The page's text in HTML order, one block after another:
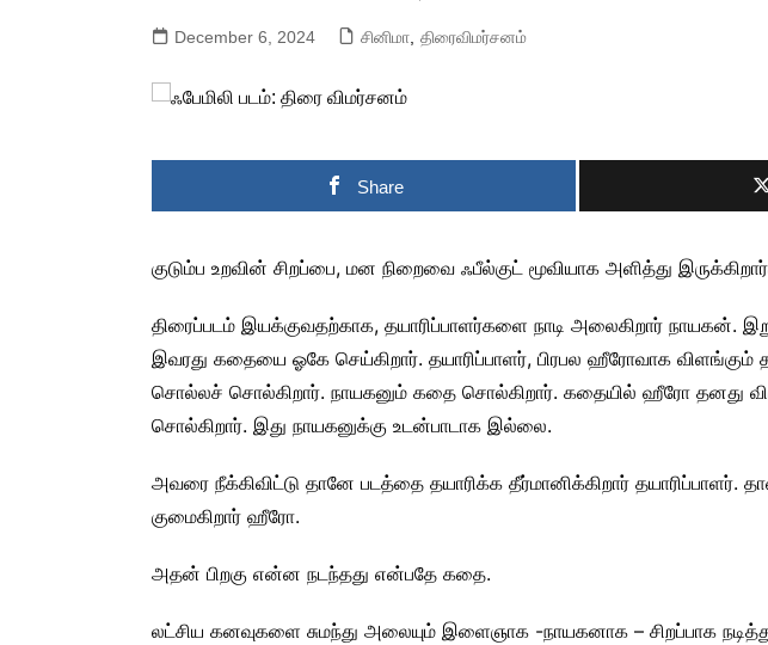
December 6, 2024 சினிமா திரைவிமர்சனம்
Share
குடும்ப உறவின் சிறப்பை, மன நிறைவை ஃபீல்குட் மூவியாக அளித்து
திரைப்படம் இயக்குவதற்காக, தயாரிப்பாளர்களை நாடி அலைகிறார் நாயகன்.
இவரது கதையை ஓகே செய்கிறார். தயாரிப்பாளர், பிரபல ஹீரோவாக விளங்கும்
சொல்லச் சொல்கிறார். நாயகனும் கதை சொல்கிறார். கதையில் ஹீரோ தனது
சொல்கிறார். இது நாயகனுக்கு உடன்பாடாக இல்லை.
அவரை நீக்கிவிட்டு தானே படத்தை தயாரிக்க தீர்மானிக்கிறார் தயாரிப்பாளர்.
குமைகிறார் ஹீரோ.
அதன் பிறகு என்ன நடந்தது என்பதே கதை.
லட்சிய கனவுகளை சுமந்து அலையும் இளைஞாக -நாயகனாக – சிறப்பாக